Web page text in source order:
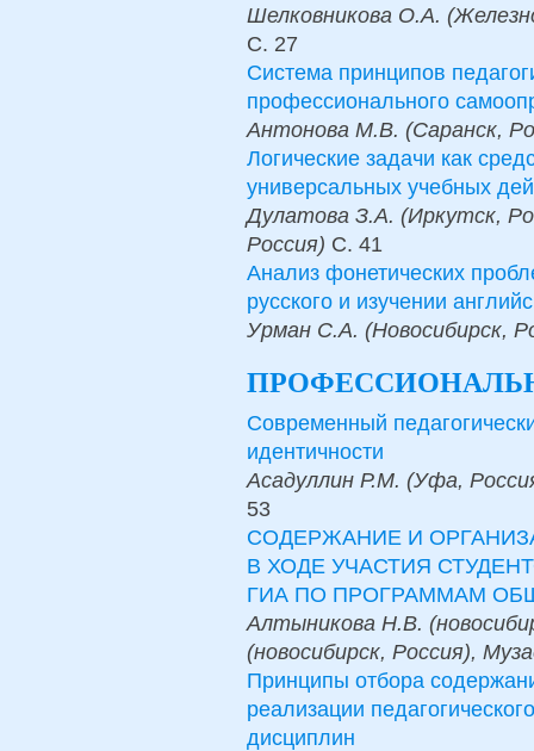
Шелковникова О.А.
С. 27
Система принципов
профессионального
Антонова М.В. (Саранск,
Логические задачи как
универсальных учебных
Дулатова З.А. (Иркутск,
Россия) С. 41
Анализ фонетических
русского и изучении
Урман С.А. (Новосибирск,
Современный
идентичности
Асадуллин Р.М. (Уфа,
53
СОДЕРЖАНИЕ И
В ХОДЕ УЧАСТИЯ
ГИА ПО ПРОГРАММАМ
Алтыникова Н.В.
(новосибирск, Россия),
Принципы отбора
реализации
дисциплин